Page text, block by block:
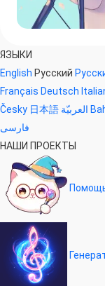
ЯЗЫКИ
English Русский
Français Deutsch
Česky 日本語
فارسی
НАШИ ПРОЕКТЫ